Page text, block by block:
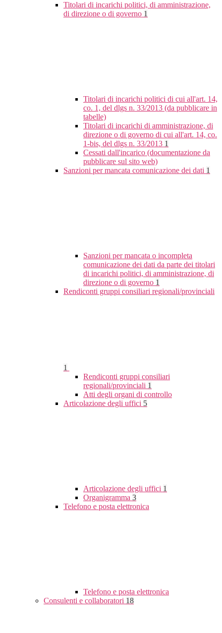
Titolari di incarichi politici, di amministrazione,
di direzione o di governo 1
Titolari di incarichi politici di cui all'art. 14,
co. 1, del dlgs n. 33/2013 (da pubblicare in
tabelle)
Titolari di incarichi di amministrazione, di
direzione o di governo di cui all'art. 14, co.
1-bis, del dlgs n. 33/2013 1
Cessati dall'incarico (documentazione da
pubblicare sul sito web)
Sanzioni per mancata comunicazione dei dati 1
Sanzioni per mancata o incompleta
comunicazione dei dati da parte dei titolari
di incarichi politici, di amministrazione, di
direzione o di governo 1
Rendiconti gruppi consiliari regionali/provinciali
1
Rendiconti gruppi consiliari
regionali/provinciali 1
Atti degli organi di controllo
Articolazione degli uffici 5
Articolazione degli uffici 1
Organigramma 3
Telefono e posta elettronica
Telefono e posta elettronica
Consulenti e collaboratori 18